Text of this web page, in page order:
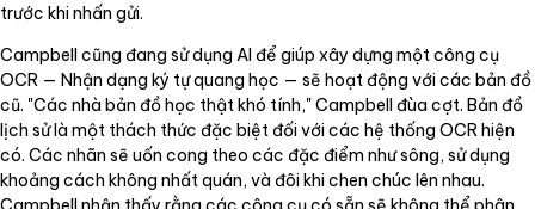
trước khi nhấn gửi.
Campbell cũng đang sử dụng AI để giúp xây dựng một công cụ
OCR — Nhận dạng ký tự quang học — sẽ hoạt động với các bản đồ
cũ. "Các nhà bản đồ học thật khó tính," Campbell đùa cợt. Bản đồ
lịch sử là một thách thức đặc biệt đối với các hệ thống OCR hiện
có. Các nhãn sẽ uốn cong theo các đặc điểm như sông, sử dụng
khoảng cách không nhất quán, và đôi khi chen chúc lên nhau.